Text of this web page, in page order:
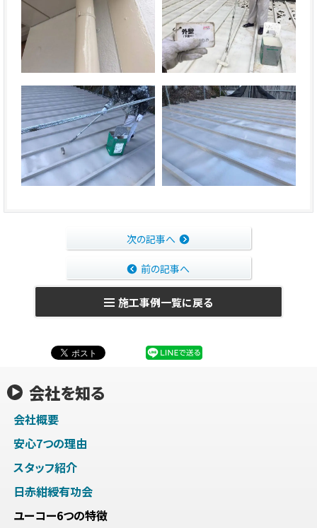
次の記事へ
前の記事へ
施工事例一覧に戻る
会社を知る
会社概要
安心7つの理由
スタッフ紹介
日赤紺綬有功会
ユーコー6つの特徴